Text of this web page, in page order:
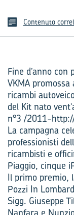
Contenuto
Fine d’anno
VKMA
ricambi
del Kit nato
n°3 /2011-
La campagna
professionisti
ricambisti e
Piaggio, cinque
Il primo premio,
Pozzi In
Sigg. Giuseppe